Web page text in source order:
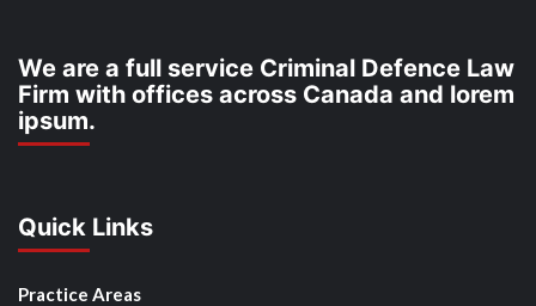
We are a full service Criminal Defence Law
Firm with offices across Canada and lorem
ipsum.
Quick Links
Practice Areas